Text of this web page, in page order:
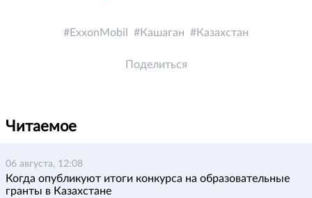
ExxonMobil Кашаган Казахстан
Поделиться
Читаемое
06 августа, 12:08
Когда опубликуют итоги конкурса на образовательные
гранты в Казахстане